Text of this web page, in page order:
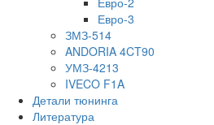
Евро-3
ЗМЗ-514
ANDORIA 4CT90
УМЗ-4213
IVECO F1A
Детали тюнинга
Литература